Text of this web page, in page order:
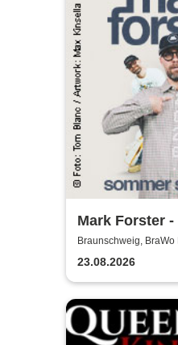
Mark Forster -
Shows 2026
Braunschweig, BraWo
23.08.2026